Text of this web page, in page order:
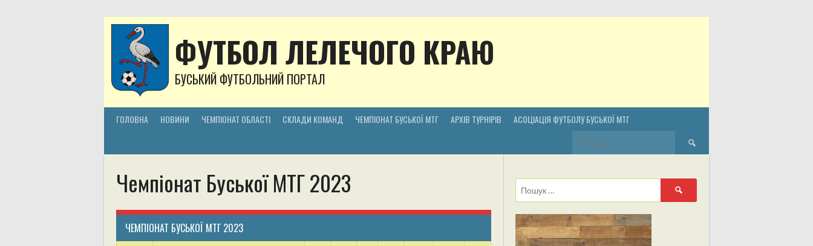
ФУТБОЛ ЛЕЛЕЧОГО КРАЮ
БУСЬКИЙ ФУТБОЛЬНИЙ ПОРТАЛ
ГОЛОВНА НОВИНИ ЧЕМПІОНАТ ОБЛАСТІ СКЛАДИ КОМАНД ЧЕМПІОНАТ БУСЬКОЇ МТГ АРХІВ ТУРНІРІВ АСОЦІАЦІЯ ФУТБОЛУ БУСЬКОЇ МТГ
Пошук:
Чемпіонат Буської МТГ 2023
ЧЕМПІОНАТ БУСЬКОЇ МТГ 2023
Пошук: